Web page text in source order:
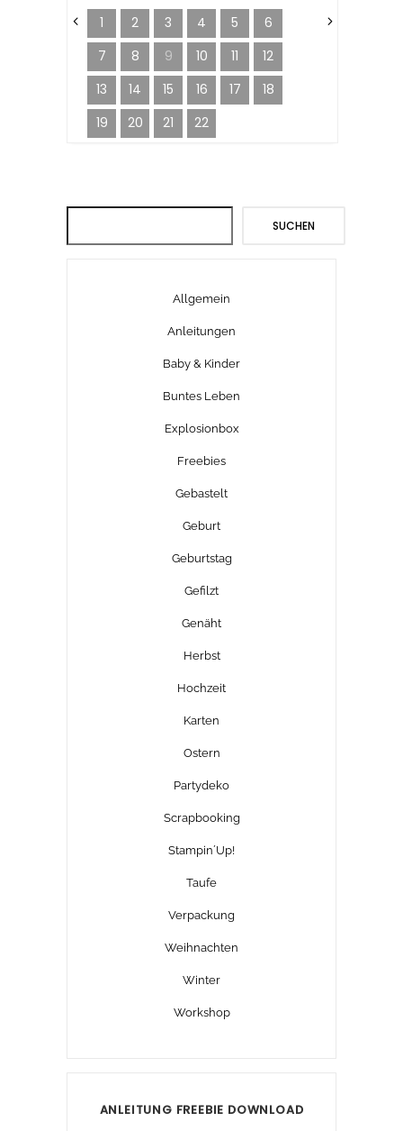
1 2 3 4 5
6
7
8 9 10 11
12
13
14 15 16 17
18
19
20 21 22
SUCHEN
Allgemein
Anleitungen
Baby & Kinder
Buntes Leben
Explosionbox
Freebies
Gebastelt
Geburt
Geburtstag
Gefilzt
Genäht
Herbst
Hochzeit
Karten
Ostern
Partydeko
Scrapbooking
Stampin´Up!
Taufe
Verpackung
Weihnachten
Winter
Workshop
ANLEITUNG FREEBIE DOWNLOAD